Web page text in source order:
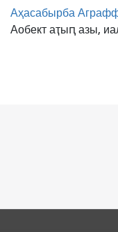
Аҳасабырба
Аобект аҭыԥ азы,